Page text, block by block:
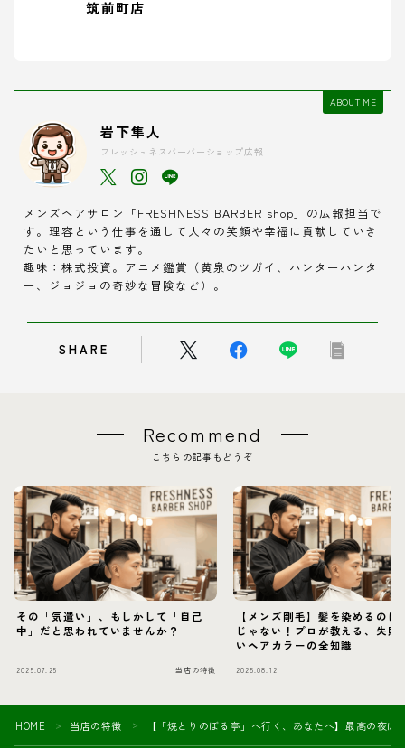
筑前町店
ABOUT ME
岩下隼人
フレッシュネスバーバーショップ広報
メンズヘアサロン「FRESHNESS BARBER shop」の広報担当で
す。理容という仕事を通して人々の笑顔や幸福に貢献していき
たいと思っています。
趣味：株式投資。アニメ鑑賞（黄泉のツガイ、ハンターハンタ
ー、ジョジョの奇妙な冒険など）。
SHARE
Recommend
こちらの記事もどうぞ
その「気遣い」、もしかして「自己
中」だと思われていませんか？
2025.07.25 当店の特徴
【メンズ剛毛】髪を染めるのは
じゃない！プロが教える、失敗
いヘアカラーの全知識
2025.08.12
HOME ＞ 当店の特徴 ＞ 【「焼とりのぼる亭」へ行く、あなたへ】最高の夜